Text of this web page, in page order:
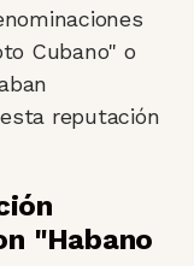
Cubano" o
reputación
"Habano